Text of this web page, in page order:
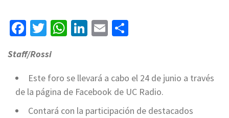
Facebook
Twitter
WhatsApp
LinkedIn
Email
Staff/Rossi
Este foro se llevará a cabo el 24 de junio a través
de la página de Facebook de UC Radio.
Contará con la participación de destacados